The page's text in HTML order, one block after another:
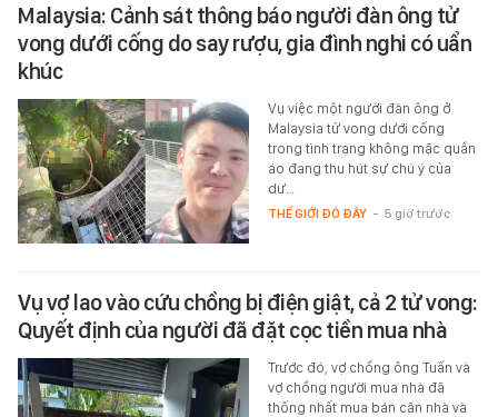
Malaysia: Cảnh sát thông báo người đàn ông tử
vong dưới cống do say rượu, gia đình nghi có uẩn
khúc
Vụ việc một người đàn ông ở
Malaysia tử vong dưới cống
trong tình trạng không mặc quần
áo đang thu hút sự chú ý của
dư…
THẾ GIỚI ĐÓ ĐÂY - 5 giờ trước
Vụ vợ lao vào cứu chồng bị điện giật, cả 2 tử vong:
Quyết định của người đã đặt cọc tiền mua nhà
Trước đó, vợ chồng ông Tuấn và
vợ chồng người mua nhà đã
thống nhất mua bán căn nhà và